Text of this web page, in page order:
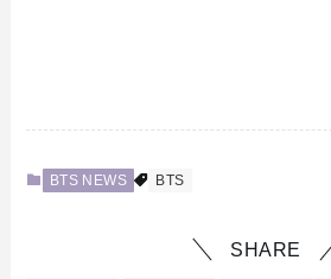
BTS NEWS BTS
SHARE